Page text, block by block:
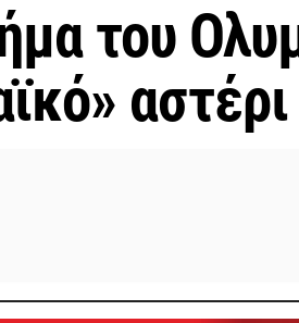
του
αστέρι